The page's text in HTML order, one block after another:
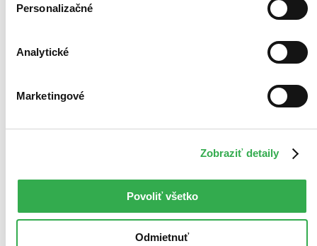
Personalizačné
Analytické
Marketingové
Zobraziť detaily
Povoliť všetko
Odmietnuť